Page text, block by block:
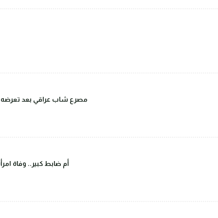
مصرع شاب عراقي بعد تعرضه
أم ضابط كبير.. وفاة